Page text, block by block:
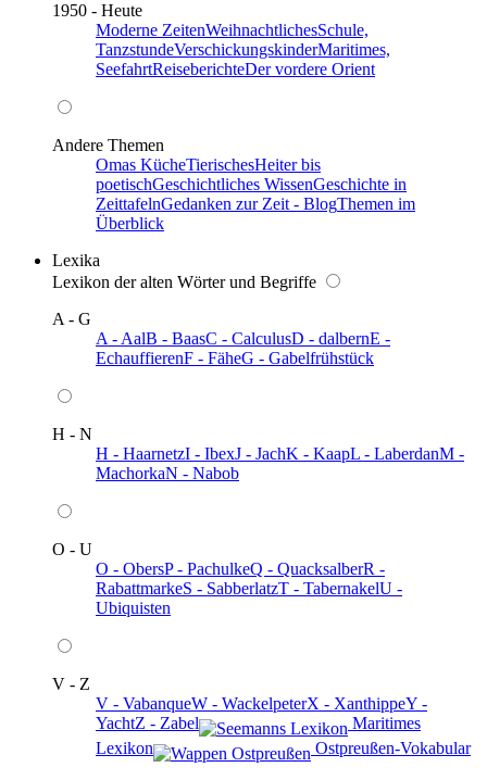
1950 - Heute
Moderne ZeitenWeihnachtlichesSchule,
TanzstundeVerschickungskinderMaritimes,
SeefahrtReiseberichteDer vordere Orient
Andere Themen
Omas KücheTierischesHeiter bis
poetischGeschichtliches WissenGeschichte in
ZeittafelnGedanken zur Zeit - BlogThemen im
Überblick
Lexika
Lexikon der alten Wörter und Begriffe
A - G
A - AalB - BaasC - CalculusD - dalbernE -
EchauffierenF - FäheG - Gabelfrühstück
H - N
H - HaarnetzI - IbexJ - JachK - KaapL - LaberdanM -
MachorkaN - Nabob
O - U
O - ObersP - PachulkeQ - QuacksalberR -
RabattmarkeS - SabberlatzT - TabernakelU -
Ubiquisten
V - Z
V - VabanqueW - WackelpeterX - XanthippeY -
YachtZ - Zabel
️ Maritimes
Lexikon
️ Ostpreußen-Vokabular